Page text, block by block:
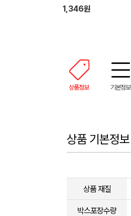
1,346원
상품정보 기본정보
상품 기본정보
상품 재질
박스포장수량